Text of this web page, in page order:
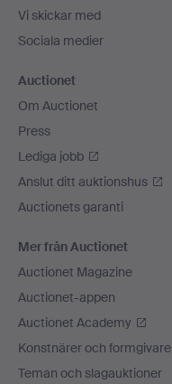
Vi skickar med
Sociala medier
Auctionet
Om Auctionet
Press
Lediga jobb
Anslut ditt auktionshus
Auctionets garanti
Mer från Auctionet
Auctionet Magazine
Auctionet-appen
Auctionet Academy
Konstnärer och formgivare
Teman och slagauktioner